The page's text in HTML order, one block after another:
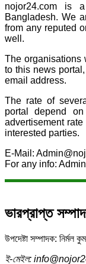
nojor24.com is
Bangladesh. We
from any reputed
well.
The organisations
to this news
email address.
The rate of
portal depend
advertisement
interested parties.
E-Mail:
For any info:
ভারপ্রাপ্ত
উপদেষ্টা সম্পাদক: নির্মল
ই-মেইল: